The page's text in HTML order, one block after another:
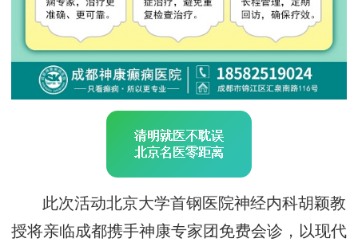
此次活动北京大学首钢医院神经内科胡颖教
授将亲临成都携手神康专家团免费会诊，以现代